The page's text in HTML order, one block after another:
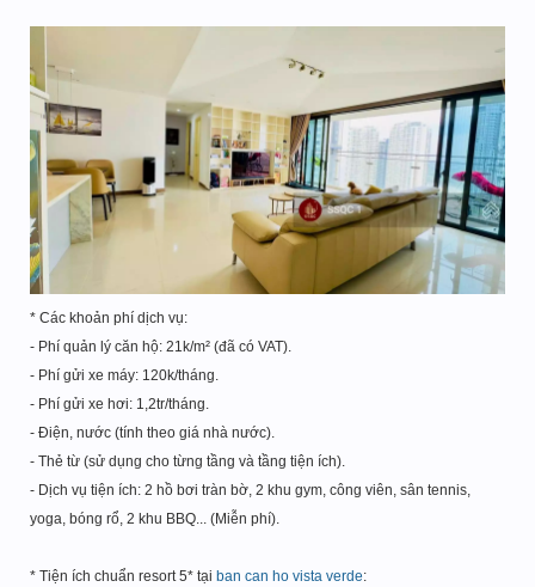
* Các khoản phí dịch vụ:
- Phí quản lý căn hộ: 21k/m² (đã có VAT).
- Phí gửi xe máy: 120k/tháng.
- Phí gửi xe hơi: 1,2tr/tháng.
- Điện, nước (tính theo giá nhà nước).
- Thẻ từ (sử dụng cho từng tầng và tầng tiện ích).
- Dịch vụ tiện ích: 2 hồ bơi tràn bờ, 2 khu gym, công viên, sân tennis,
yoga, bóng rổ, 2 khu BBQ... (Miễn phí).
* Tiện ích chuẩn resort 5* tại ban can ho vista verde: